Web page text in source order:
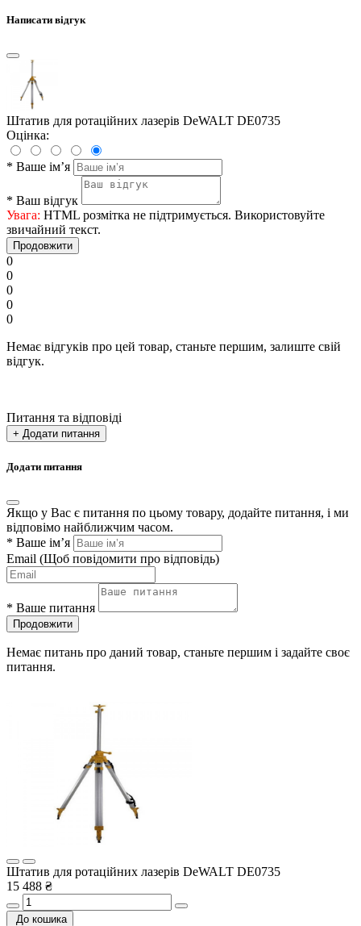
Написати відгук
Штатив для ротаційних лазерів DeWALT DE0735
Оцінка:
* Ваше ім’я
* Ваш відгук
Увага: HTML розмітка не підтримується. Використовуйте
звичайний текст.
Продовжити
0
0
0
0
0
Немає відгуків про цей товар, станьте першим, залиште свій
відгук.
Питання та відповіді
+ Додати питання
Додати питання
Якщо у Вас є питання по цьому товару, додайте питання, і ми
відповімо найближчим часом.
* Ваше ім’я
Email (Щоб повідомити про відповідь)
* Ваше питання
Продовжити
Немає питань про даний товар, станьте першим і задайте своє
питання.
Штатив для ротаційних лазерів DeWALT DE0735
15 488 ₴
До кошика